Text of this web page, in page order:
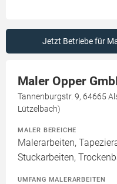
Jetzt Betriebe für
Maler Opper
Tannenburgstr. 9, 64665
Lützelbach)
MALER BEREICHE
Malerarbeiten,
Stuckarbeiten,
UMFANG MALERARBEITEN